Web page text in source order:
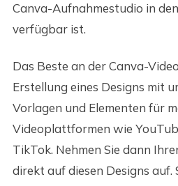
Canva-Aufnahmestudio in
verfügbar ist.
Das Beste an der Canva-
Erstellung eines Designs mit
Vorlagen und Elementen für
Videoplattformen wie
TikTok. Nehmen Sie dann
direkt auf diesen Designs auf.